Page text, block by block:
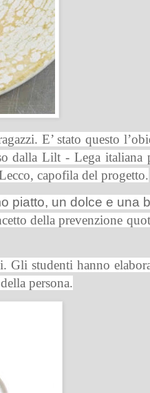
E’ stato questo
dalla Lilt - Lega
capofila del progetto.
piatto, un dolce e una
della prevenzione
Gli studenti hanno
persona.